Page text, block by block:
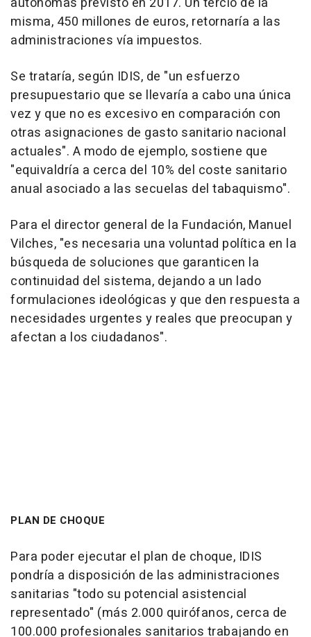
misma, 450 millones de euros, retornaría a las
administraciones vía impuestos.
Se trataría, según IDIS, de "un esfuerzo
presupuestario que se llevaría a cabo una única
vez y que no es excesivo en comparación con
otras asignaciones de gasto sanitario nacional
actuales". A modo de ejemplo, sostiene que
"equivaldría a cerca del 10% del coste sanitario
anual asociado a las secuelas del tabaquismo".
Para el director general de la Fundación, Manuel
Vilches, "es necesaria una voluntad política en la
búsqueda de soluciones que garanticen la
continuidad del sistema, dejando a un lado
formulaciones ideológicas y que den respuesta a
necesidades urgentes y reales que preocupan y
afectan a los ciudadanos".
PLAN DE CHOQUE
Para poder ejecutar el plan de choque, IDIS
pondría a disposición de las administraciones
sanitarias "todo su potencial asistencial
representado" (más 2.000 quirófanos, cerca de
100.000 profesionales sanitarios trabajando en